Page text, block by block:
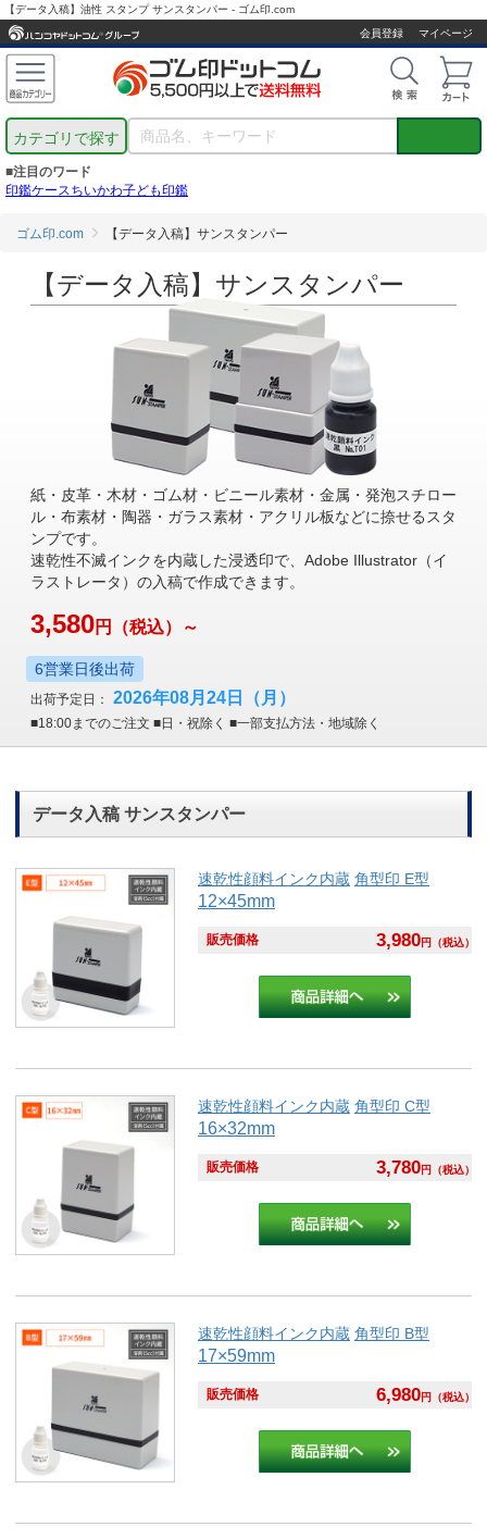
【データ入稿】油性 スタンプ サンスタンパー - ゴム印.com
会員登録
マイページ
カテゴリで探す
■注目のワード
印鑑ケースちいかわ子ども印鑑
ゴム印.com 【データ入稿】サンスタンパー
【データ入稿】サンスタンパー
紙・皮革・木材・ゴム材・ビニール素材・金属・発泡スチロー
ル・布素材・陶器・ガラス素材・アクリル板などに捺せるスタ
ンプです。
速乾性不滅インクを内蔵した浸透印で、Adobe Illustrator（イ
ラストレータ）の入稿で作成できます。
3,580円 （税込）～
6営業日後出荷
出荷予定日： 2026年08月24日 （月）
■18:00までのご注文 ■日・祝除く ■一部支払方法・地域除く
データ入稿 サンスタンパー
速乾性顔料インク内蔵 角型印 E型
12×45mm
販売価格 3,980円 （税込）
速乾性顔料インク内蔵 角型印 C型
16×32mm
販売価格 3,780円 （税込）
速乾性顔料インク内蔵 角型印 B型
17×59mm
販売価格 6,980円 （税込）